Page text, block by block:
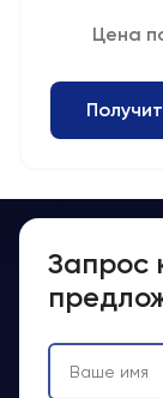
Цена
Запрос